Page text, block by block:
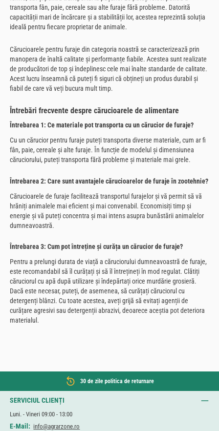
transporta fân, paie, cereale sau alte furaje fără probleme. Datorită
capacității mari de încărcare și a stabilității lor, acestea reprezintă soluția
ideală pentru fiecare proprietar de animale.
Cărucioarele pentru furaje din categoria noastră se caracterizează prin
manopera de înaltă calitate și performanțe fiabile. Acestea sunt realizate
de producători de top și îndeplinesc cele mai înalte standarde de calitate.
Acest lucru înseamnă că puteți fi siguri că obțineți un produs durabil și
fiabil de care vă veți bucura mult timp.
Întrebări frecvente despre cărucioarele de alimentare
Întrebarea 1: Ce materiale pot transporta cu un cărucior de furaje?
Cu un cărucior pentru furaje puteți transporta diverse materiale, cum ar fi
fân, paie, cereale și alte furaje. În funcție de modelul și dimensiunea
căruciorului, puteți transporta fără probleme și materiale mai grele.
Întrebarea 2: Care sunt avantajele cărucioarelor de furaje în zootehnie?
Cărucioarele de furaje facilitează transportul furajelor și vă permit să vă
hrăniți animalele mai eficient și mai convenabil. Economisiți timp și
energie și vă puteți concentra și mai intens asupra bunăstării animalelor
dumneavoastră.
Întrebarea 3: Cum pot întreține și curăța un cărucior de furaje?
Pentru a prelungi durata de viață a căruciorului dumneavoastră de furaje,
este recomandabil să îl curățați și să îl întrețineți în mod regulat. Clătiți
căruciorul cu apă după utilizare și îndepărtați orice murdărie grosieră.
Dacă este necesar, puteți, de asemenea, să curățați căruciorul cu
detergenți blânzi. Cu toate acestea, aveți grijă să evitați agenții de
curățare agresivi sau detergenții abrazivi, deoarece aceștia pot deteriora
materialul.
30 de zile politica de returnare
SERVICIUL CLIENȚI
Luni. - Vineri 09:00 - 13:00
E-Mail: info@agrarzone.ro